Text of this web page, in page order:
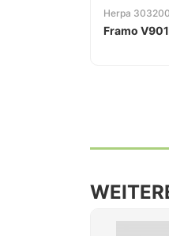
Herpa 303200
Framo